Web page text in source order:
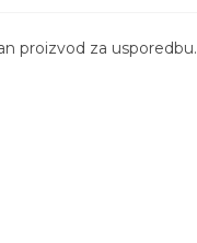
proizvod za usporedbu.